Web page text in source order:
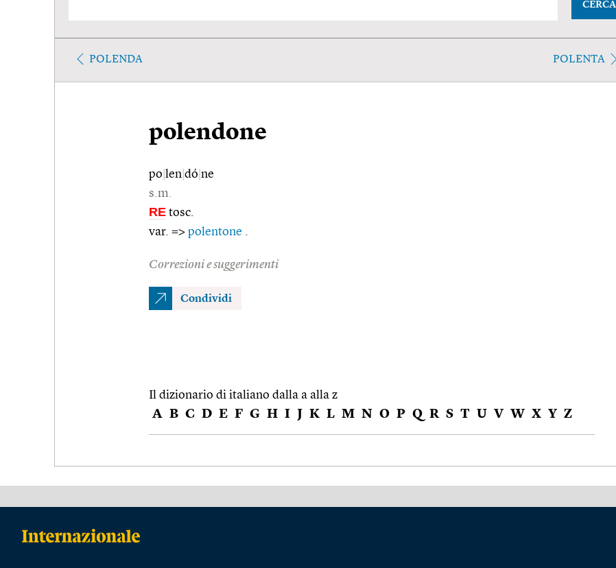
CERCA
POLENDA POLENTA
polendone
po len dó ne
s.m.
RE tosc.
var. => polentone .
Correzioni e suggerimenti
Condividi
Il dizionario di italiano dalla a alla z
A B C D E F G H I J K L M N O P Q R S T U V W X Y Z